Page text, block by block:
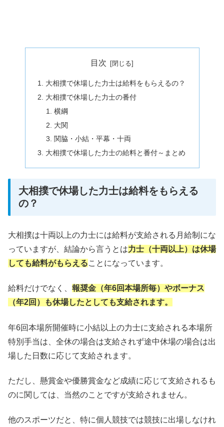
目次
大相撲で休場した力士は給料をもらえるの？
大相撲で休場した力士の番付
横綱
大関
関脇・小結・平幕・十両
大相撲で休場した力士の給料と番付～まとめ
大相撲で休場した力士は給料をもらえる
の？
大相撲は十両以上の力士には給料が支給される月給制にな
っていますが、結論から言うとは力士（十両以上）は休場
しても給料がもらえることになっています。
給料だけでなく、 報奨金（年6回本場所毎）やボーナス
（年2回）も休場したとしても支給されます。
年6回本場所開催時に小結以上の力士に支給される本場所
特別手当は、全休の場合は支給されず途中休場の場合は出
場した日数に応じて支給されます。
ただし、懸賞金や優勝賞金など成績に応じて支給されるも
のに関しては、当然のことですが支給されません。
他のスポーツだと、特に個人競技では競技に出場しなけれ